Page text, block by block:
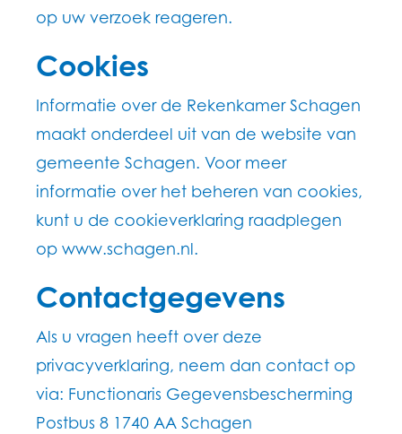
op uw verzoek reageren.
Cookies
Informatie over de Rekenkamer Schagen
maakt onderdeel uit van de website van
gemeente Schagen. Voor meer
informatie over het beheren van cookies,
kunt u de cookieverklaring raadplegen
op www.schagen.nl.
Contactgegevens
Als u vragen heeft over deze
privacyverklaring, neem dan contact op
via: Functionaris Gegevensbescherming
Postbus 8 1740 AA Schagen